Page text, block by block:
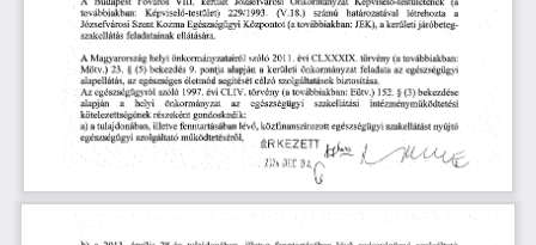
A Budapest Főváros VIII. kerület Józsefvárosi Önkormányzat Képviselő-testületének (a
továbbiakban:
Képviselő-testület) 229/1993. (V.18.) számú határozatával létrehozta
a
Józsefvárosi Szent Kozma Egészségügyi Központot(atovábbiakban: JEK), a kerületi járóbeteg
szakellátás feladatainak ellátására.
A Magyarország helyi önkormányzatairól szóló 2011. évi CLXXXIX. törvény (atovábbiakban:
Mötv.) 23. § (5) bekezdés 9. pontja alapján a kerületi önkormányzat feladata az egészségügyi
alapellátás, az egészséges életmód segítését célzó szolgáltatások biztosítása.
Az egészségügyről szóló 1997. évi CLIV. törvény (a továbbiakban: Eütv.) 152. § (3) bekezdése
alapján
a helyi önkormányzat az egészségügyi szakellátási
intézménymüködtetési
kötelezettségének részeként gondoskodik:
a)
atulajdonában, illetve fenntartásában lévő, közfinanszírozottegészségügyiszakellátástnyújtó
egészségügyi szolgáltató működtetéséről, ,D ./r7rTT
érkezett
2024 DEC 0 4. J